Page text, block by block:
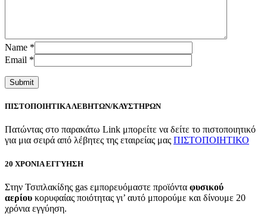
Name *
Email *
ΠΙΣΤΟΠΟΙΗΤΙΚΑ ΛΕΒΗΤΩΝ/ΚΑΥΣΤΗΡΩΝ
Πατώντας στο παρακάτω Link μπορείτε να δείτε το πιστοποιητικό
για μια σειρά από λέβητες της εταιρείας μας ΠΙΣΤΟΠΟΙΗΤΙΚΟ
20 ΧΡΟΝΙΑ ΕΓΓΥΗΣΗ
Στην Τσιπλακίδης gas εμπορευόμαστε προϊόντα φυσικού
αερίου κορυφαίας ποιότητας γι’ αυτό μπορούμε και δίνουμε 20
χρόνια εγγύηση.